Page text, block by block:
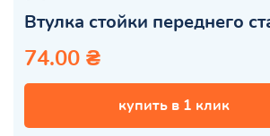
Втулка стойки переднего
74.00 ₴
купить в 1 клик